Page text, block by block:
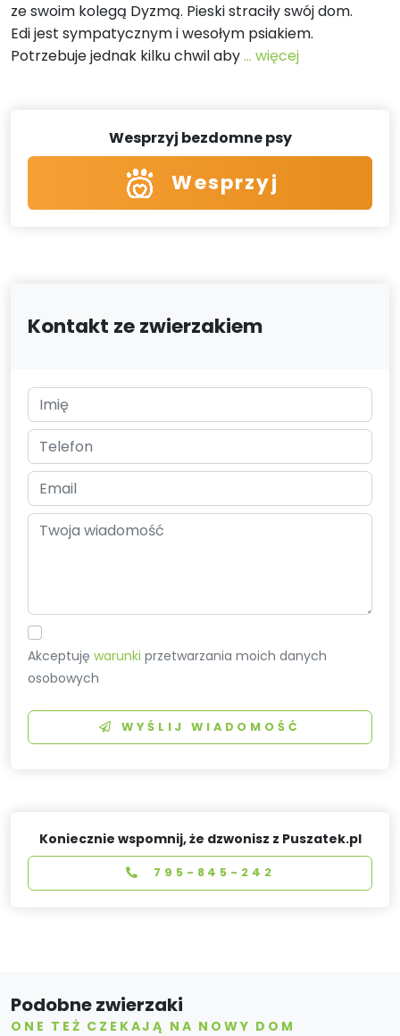
ze swoim kolegą Dyzmą. Pieski straciły swój dom.
Edi jest sympatycznym i wesołym psiakiem.
Potrzebuje jednak kilku chwil aby... więcej
Wesprzyj bezdomne psy
Wesprzyj
Kontakt ze zwierzakiem
Akceptujęwarunki przetwarzania moich danych
osobowych
WYŚLIJ WIADOMOŚĆ
Koniecznie wspomnij, że dzwonisz z Puszatek.pl
795-845-242
Podobne zwierzaki
ONE TEŻ CZEKAJĄ NA NOWY DOM